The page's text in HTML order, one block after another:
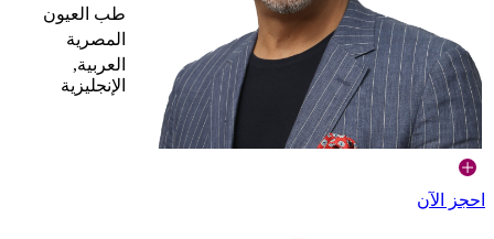
طب العيون
المصرية
العربية,
الإنجليزية
احجز الآن